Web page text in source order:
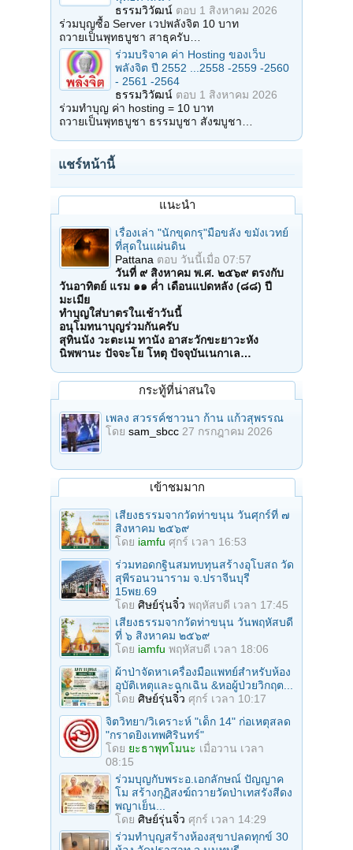
ธรรมวิวัฒน์ ตอบ 1 สิงหาคม 2026
ร่วมบุญซื้อ Server เวปพลังจิต 10 บาท
ถวายเป็นพุทธบูชา สาธุครับ…
ร่วมบริจาค ค่า Hosting ของเว็บ
พลังจิต ปี 2552 ...2558 -2559 -2560
- 2561 -2564
ธรรมวิวัฒน์ ตอบ 1 สิงหาคม 2026
ร่วมทำบุญ ค่า hosting = 10 บาท
ถวายเป็นพุทธบูชา ธรรมบูชา สังฆบูชา…
แชร์หน้านี้
แนะนำ
เรื่องเล่า "นักขุดกรุ"มือขลัง ขมังเวทย์
ที่สุดในแผ่นดิน
Pattana ตอบ วันนี้เมื่อ 07:57
วันที่ ๙ สิงหาคม พ.ศ. ๒๕๖๙ ตรงกับ
วันอาทิตย์ แรม ๑๑ ค่ำ เดือนแปดหลัง (๘๘) ปี
มะเมีย
ทำบุญใส่บาตรในเช้าวันนี้
อนุโมทนาบุญร่วมกันครับ
สุทินนัง วะตะเม ทานัง อาสะวักขะยาวะหัง
นิพพานะ ปัจจะโย โหตุ ปัจจุบันเนกาเล…
กระทู้ที่น่าสนใจ
เพลง สวรรค์ชาวนา ก้าน แก้วสุพรรณ
โดย sam_sbcc 27 กรกฎาคม 2026
เข้าชมมาก
เสียงธรรมจากวัดท่าขนุน วันศุกร์ที่ ๗
สิงหาคม ๒๕๖๙
โดย iamfu ศุกร์ เวลา 16:53
ร่วมทอดกฐินสมทบทุนสร้างอุโบสถ วัด
สุพีรอนวนาราม จ.ปราจีนบุรี
15พย.69
โดย ศิษย์รุ่นจิ๋ว พฤหัสบดี เวลา 17:45
เสียงธรรมจากวัดท่าขนุน วันพฤหัสบดี
ที่ ๖ สิงหาคม ๒๕๖๙
โดย iamfu พฤหัสบดี เวลา 18:06
ผ้าป่าจัดหาเครื่องมือแพทย์สำหรับห้อง
อุบัติเหตุและฉุกเฉิน &หอผู้ป่วยวิกฤต...
โดย ศิษย์รุ่นจิ๋ว ศุกร์ เวลา 10:17
จิตวิทยา/วิเคราะห์ "เด็ก 14" ก่อเหตุสลด
"กราดยิงเทพศิรินทร์"
โดย ยะธาพุทโมนะ เมื่อวาน เวลา
08:15
ร่วมบุญกับพระอ.เอกลักษณ์ ปัญญาค
โม สร้างกุฏิสงฆ์ถวายวัดป่าเทสรังสีดง
พญาเย็น...
โดย ศิษย์รุ่นจิ๋ว ศุกร์ เวลา 14:29
ร่วมทําบุญสร้างห้องสุขาปลดทุกข์ 30